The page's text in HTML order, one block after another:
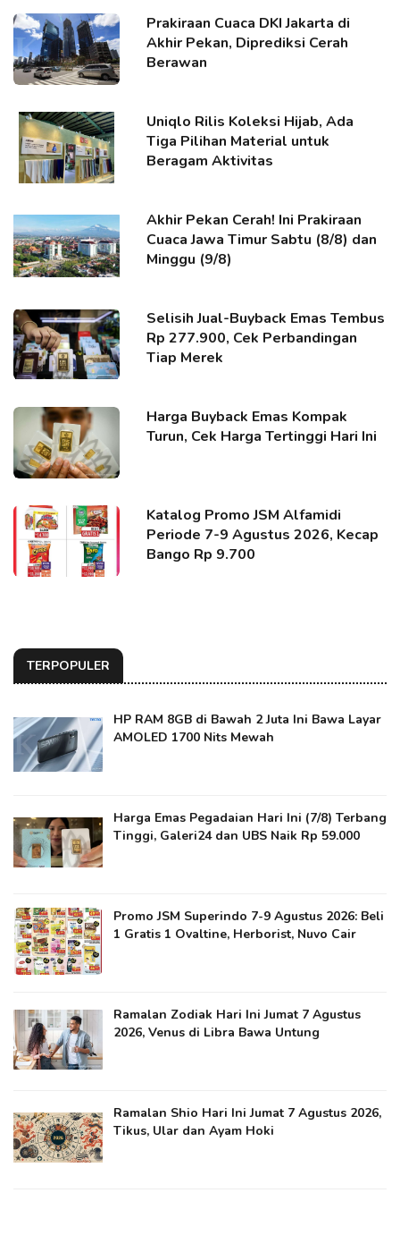
Prakiraan Cuaca DKI Jakarta di
Akhir Pekan, Diprediksi Cerah
Berawan
Uniqlo Rilis Koleksi Hijab, Ada
Tiga Pilihan Material untuk
Beragam Aktivitas
Akhir Pekan Cerah! Ini Prakiraan
Cuaca Jawa Timur Sabtu (8/8) dan
Minggu (9/8)
Selisih Jual-Buyback Emas Tembus
Rp 277.900, Cek Perbandingan
Tiap Merek
Harga Buyback Emas Kompak
Turun, Cek Harga Tertinggi Hari Ini
Katalog Promo JSM Alfamidi
Periode 7-9 Agustus 2026, Kecap
Bango Rp 9.700
TERPOPULER
HP RAM 8GB di Bawah 2 Juta Ini Bawa Layar
AMOLED 1700 Nits Mewah
Harga Emas Pegadaian Hari Ini (7/8) Terbang
Tinggi, Galeri24 dan UBS Naik Rp 59.000
Promo JSM Superindo 7-9 Agustus 2026: Beli
1 Gratis 1 Ovaltine, Herborist, Nuvo Cair
Ramalan Zodiak Hari Ini Jumat 7 Agustus
2026, Venus di Libra Bawa Untung
Ramalan Shio Hari Ini Jumat 7 Agustus 2026,
Tikus, Ular dan Ayam Hoki